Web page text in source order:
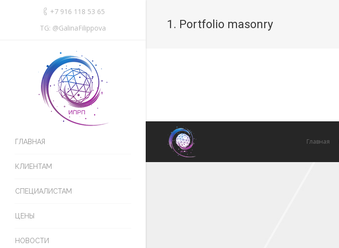
+7 916 118 53 65
TG: @GalinaFilippova
ГЛАВНАЯ
КЛИЕНТАМ
СПЕЦИАЛИСТАМ
ЦЕНЫ
НОВОСТИ
1. Portfolio masonry
Главная